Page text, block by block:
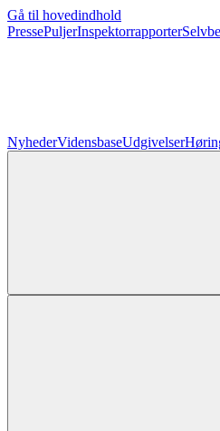
Gå til hovedindhold
PressePuljerInspektorrapporter
NyhederVidensbaseUdgivelser